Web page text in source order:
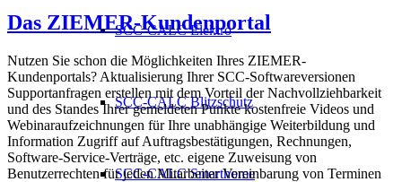
SCC-CALC Elektro
SCC-CALC Blitzschutz
SCC-CALC Smarthome
Das ZIEMER-Kundenportal
Nutzen Sie schon die Möglichkeiten Ihres ZIEMER-
Kundenportals? Aktualisierung Ihrer SCC-Softwareversionen
Supportanfragen erstellen mit dem Vorteil der Nachvollziehbarkeit
und des Standes Ihrer gemeldeten Punkte kostenfreie Videos und
Webinaraufzeichnungen für Ihre unabhängige Weiterbildung und
Information Zugriff auf Auftragsbestätigungen, Rechnungen,
Software-Service-Verträge, etc. eigene Zuweisung von
Benutzerrechten für jeden Mitarbeiter Vereinbarung von Terminen